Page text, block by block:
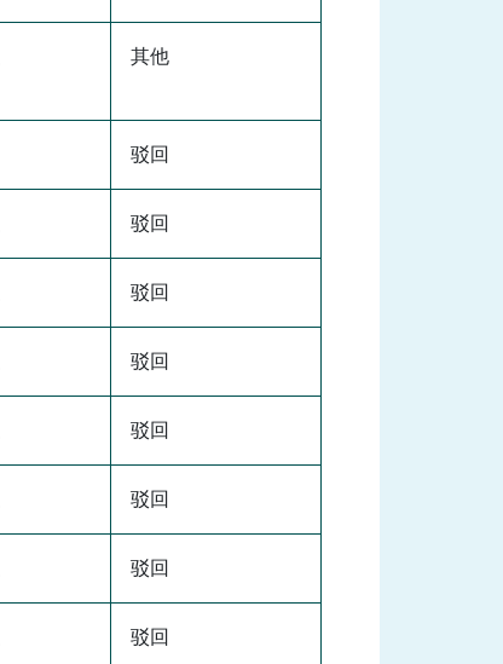
其他
驳回
驳回
驳回
驳回
驳回
驳回
驳回
驳回